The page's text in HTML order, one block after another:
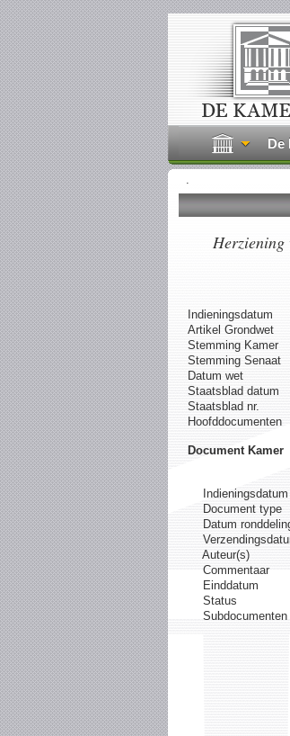
De
.
Herziening
Indieningsdatum
Artikel Grondwet
Stemming Kamer
Stemming Senaat
Datum wet
Staatsblad datum
Staatsblad nr.
Hoofddocumenten
Document Kamer
Indieningsdatum
Document type
Datum
Auteur(s)
Commentaar
Einddatum
Status
Subdocumenten